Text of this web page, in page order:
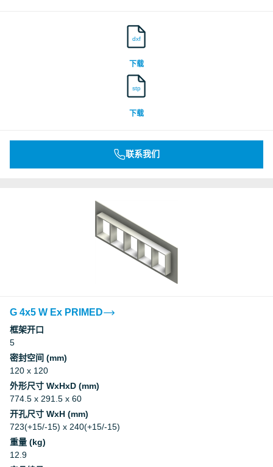
dxf
下载
stp
下载
联系我们
G 4x5 W Ex PRIMED
框架开口
5
密封空间 (mm)
120 x 120
外形尺寸 WxHxD (mm)
774.5 x 291.5 x 60
开孔尺寸 WxH (mm)
723(+15/-15) x 240(+15/-15)
重量 (kg)
12.9